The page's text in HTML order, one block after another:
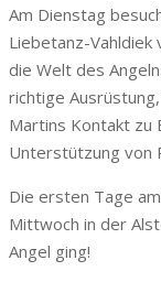
Am Dienstag
Liebetanz-Vahldiek
die Welt des
richtige
Martins Kontakt zu
Unterstützung von
Die ersten Tage
Mittwoch in der
Angel ging!